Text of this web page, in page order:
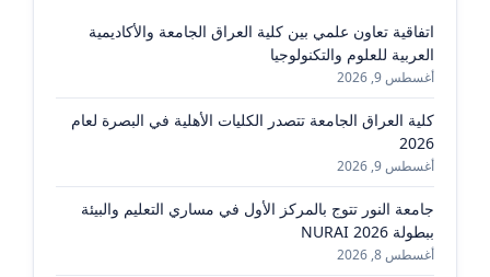
اتفاقية تعاون علمي بين كلية العراق الجامعة والأكاديمية
العربية للعلوم والتكنولوجيا
أغسطس 9, 2026
كلية العراق الجامعة تتصدر الكليات الأهلية في البصرة لعام
2026
أغسطس 9, 2026
جامعة النور تتوج بالمركز الأول في مساري التعليم والبيئة
ببطولة NURAI 2026
أغسطس 8, 2026